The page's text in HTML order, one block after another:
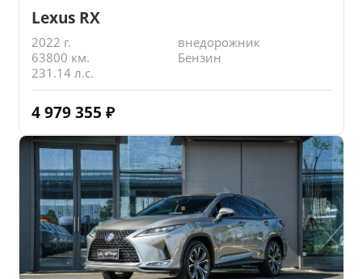
Lexus RX
2022 г.
внедорожник
63800 км.
Бензин
231.14 л.с.
4 979 355 ₽